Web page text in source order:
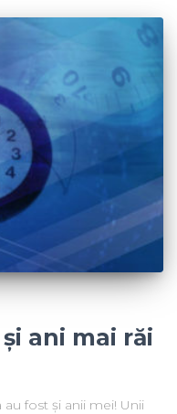
ani mai răi
au fost și anii mei! Unii